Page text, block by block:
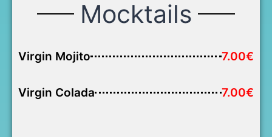
Mocktails
Virgin Mojito 7.00€
Virgin Colada 7.00€